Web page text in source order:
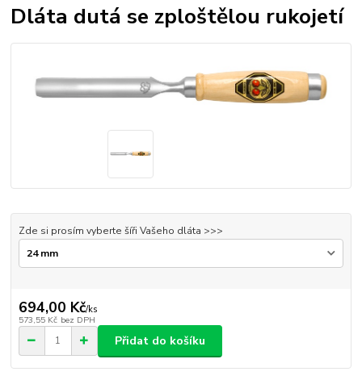
Dláta dutá se zploštělou rukojetí
Zde si prosím vyberte šíři Vašeho dláta >>>
694,00 Kč/ks
573,55 Kč bez DPH
Přidat do košíku